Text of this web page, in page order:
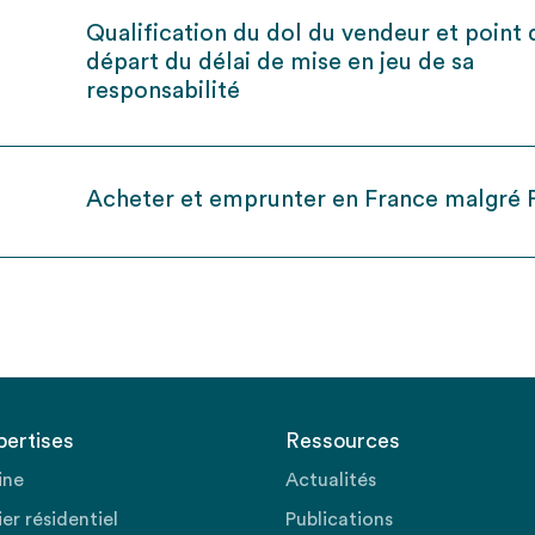
Qualification du dol du vendeur et point
départ du délai de mise en jeu de sa
responsabilité
Acheter et emprunter en France malgré
résidentiel
Ressources
Actualités
Publications